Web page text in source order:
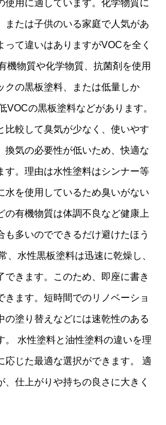
使用に適しています。化学物質に
または子供のいる家庭で人気があ
って違いはありますがVOCを全く
機物質や化学物質、抗菌剤を使用
クの黒板塗料、または低量しか
VOCの黒板塗料などがあります。
比較して臭気が少なく、使いやす
換気の必要性が低いため、快適な
す。理由は水性塗料はシンナー等
水を使用しているため臭いがない
の有機物質は体調不良など健康上
も多いのでできるだけ避けたほう
、水性黒板塗料は迅速に乾燥し、
できます。このため、即座に書き
きます。短時間でのリノベーショ
の塗り替えなどには速乾性のある
。 水性塗料と油性塗料の違いを理
応じた最適な選択ができます。 適
、仕上がりや持ちの良さに大きく